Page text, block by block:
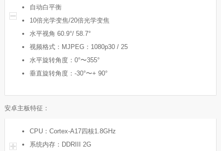
自动白平衡
10倍光学变焦/20倍光学变焦
水平视角 60.9°/ 58.7°
视频格式：MJPEG：1080p30 / 25
水平旋转角度：0°〜355°
垂直旋转角度：-30°〜+ 90°
安卓主板特征：
CPU：Cortex-A17四核1.8GHz
系统内存：DDRIII 2G